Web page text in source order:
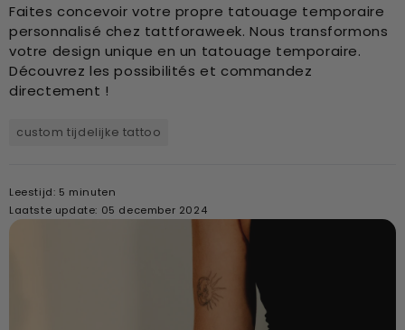
Faites concevoir votre propre tatouage temporaire
personnalisé chez tattforaweek. Nous transformons
votre design unique en un tatouage temporaire.
Découvrez les possibilités et commandez
directement !
custom tijdelijke tattoo
Leestijd: 5 minuten
Laatste update: 05 december 2024